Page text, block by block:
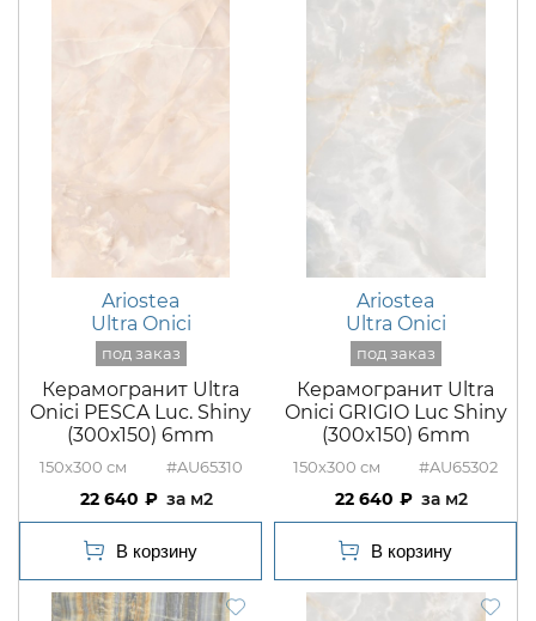
Ariostea
Ultra Onici
Керамогранит Ultra
Onici PESCA Luc. Shiny
(300х150) 6mm
150x300 #AU65310
22 640 м2
Ariostea
Ultra Onici
Керамогранит Ultra
Onici GRIGIO Luc Shiny
(300x150) 6mm
150x300 #AU65302
22 640 м2